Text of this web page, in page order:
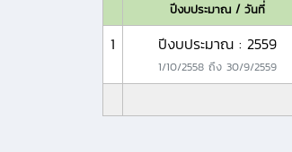
ปีงบประมาณ / วันที่
1 ปีงบประมาณ : 2559
1/10/2558ถึง 30/9/2559